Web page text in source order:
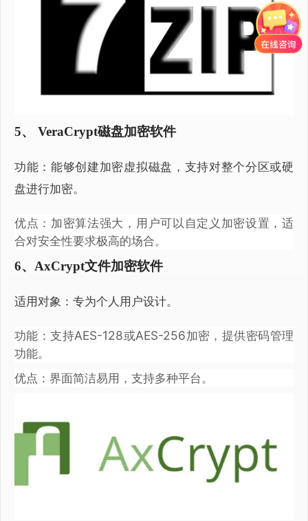
5、 VeraCrypt磁盘加密软件
功能：能够创建加密虚拟磁盘，支持对整个分区或硬
盘进行加密。
优点：加密算法强大，用户可以自定义加密设置，适
合对安全性要求极高的场合。
6、AxCrypt文件加密软件
适用对象：专为个人用户设计。
功能：支持AES-128或AES-256加密，提供密码管理
功能。
优点：界面简洁易用，支持多种平台。